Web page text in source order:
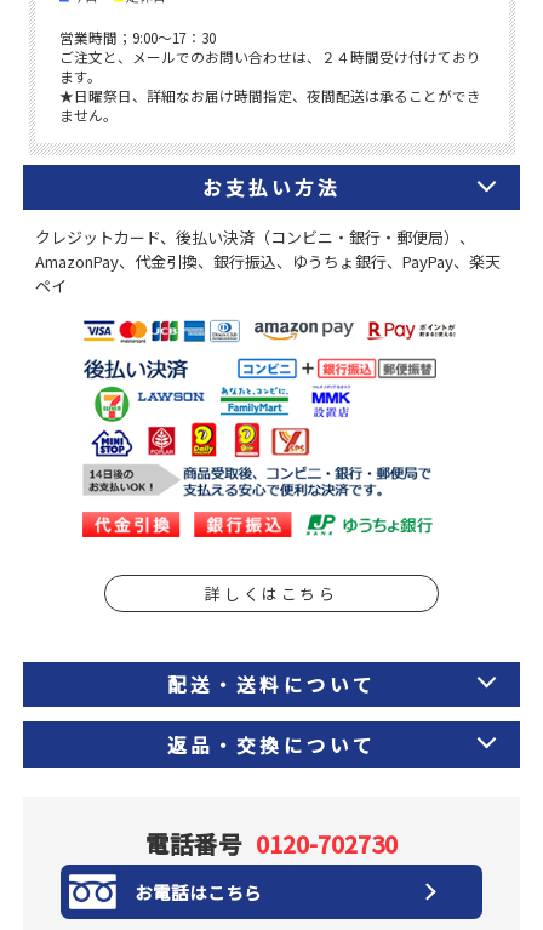
お支払い方法
クレジットカード、後払い決済（コンビニ・銀行・郵便局）、
AmazonPay、代金引換、銀行振込、ゆうちょ銀行、PayPay、楽天
ペイ
詳しくはこちら
配送・送料について
返品・交換について
電話番号 0120-702730
お電話はこちら